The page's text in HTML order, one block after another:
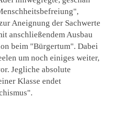
Aneignung der Sachwerte
anschließendem Ausbau
beim "Bürgertum". Dabei
um noch einiges weiter,
Jegliche absolute
Klasse endet